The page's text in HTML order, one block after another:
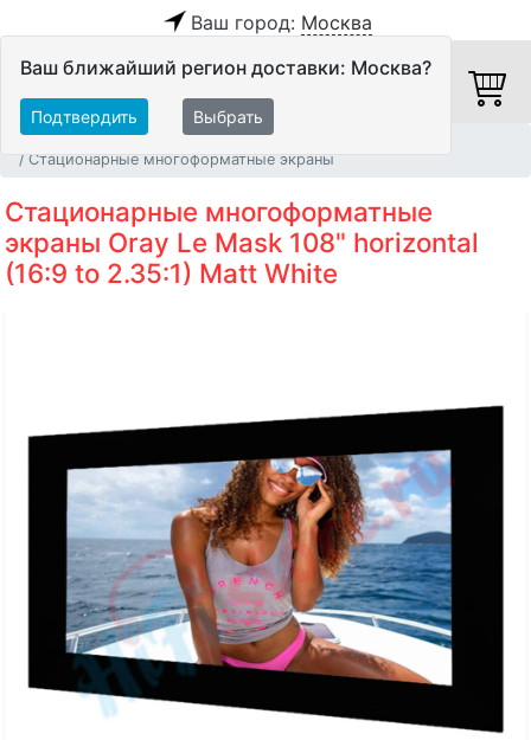
Ваш город: Москва
Ваш ближайший регион доставки: Москва?
Подтвердить Выбрать
Стационарные многоформатные экраны
Стационарные многоформатные
экраны Oray Le Mask 108" horizontal
(16:9 to 2.35:1) Matt White